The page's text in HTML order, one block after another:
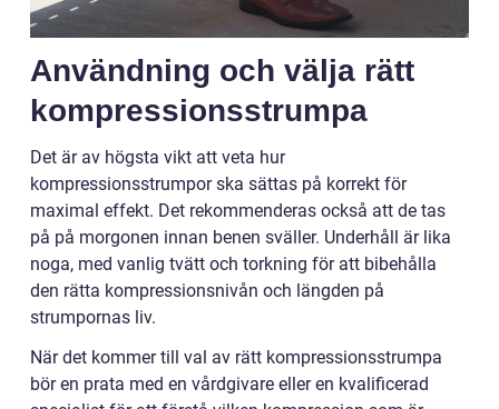
Användning och välja rätt
kompressionsstrumpa
Det är av högsta vikt att veta hur
kompressionsstrumpor ska sättas på korrekt för
maximal effekt. Det rekommenderas också att de tas
på på morgonen innan benen sväller. Underhåll är lika
noga, med vanlig tvätt och torkning för att bibehålla
den rätta kompressionsnivån och längden på
strumpornas liv.
När det kommer till val av rätt kompressionsstrumpa
bör en prata med en vårdgivare eller en kvalificerad